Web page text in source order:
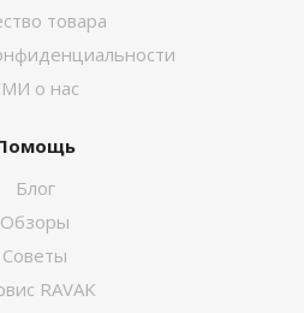
товара
о нас
Блог
Обзоры
Советы
RAVAK